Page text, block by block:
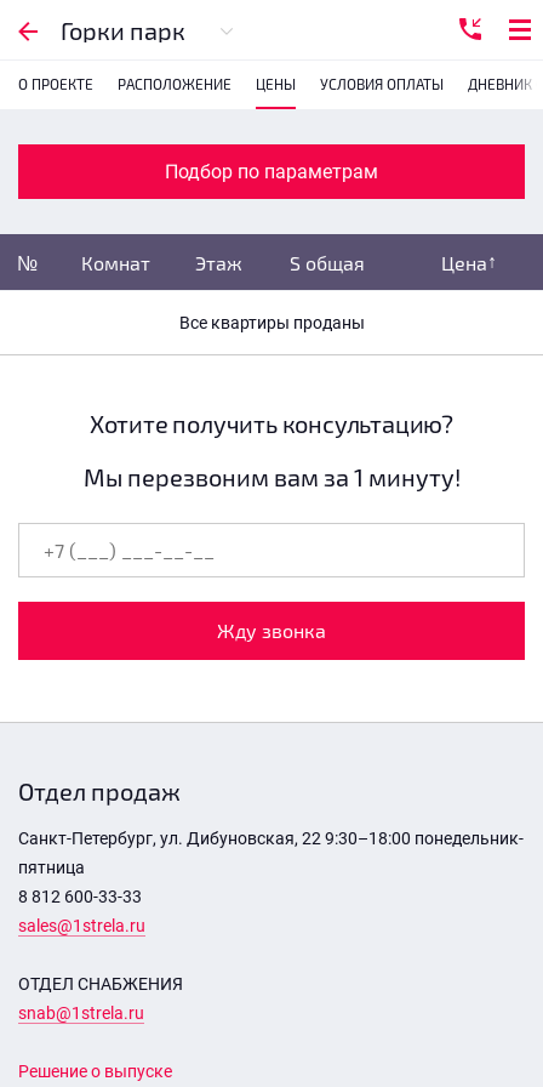
Горки парк
О ПРОЕКТЕ РАСПОЛОЖЕНИЕ ЦЕНЫ УСЛОВИЯ ОПЛАТЫ ДНЕВНИК
Подбор по параметрам
№ Комнат Этаж S общая Цена
Все квартиры проданы
Подбор по параметрам
1
Убрать переуступки
S общая не указана
все этажи
Хотите получить консультацию?
Мы перезвоним вам за 1 минуту!
Жду звонка
Отдел продаж
Санкт-Петербург, ул. Дибуновская, 22 9:30–18:00 понедельник-
пятница
8 812 600-33-33
sales@1strela.ru
ОТДЕЛ СНАБЖЕНИЯ
snab@1strela.ru
Решение о выпуске